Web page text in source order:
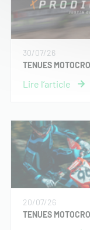
30/07/26
TENUES
20/07/26
TENUES